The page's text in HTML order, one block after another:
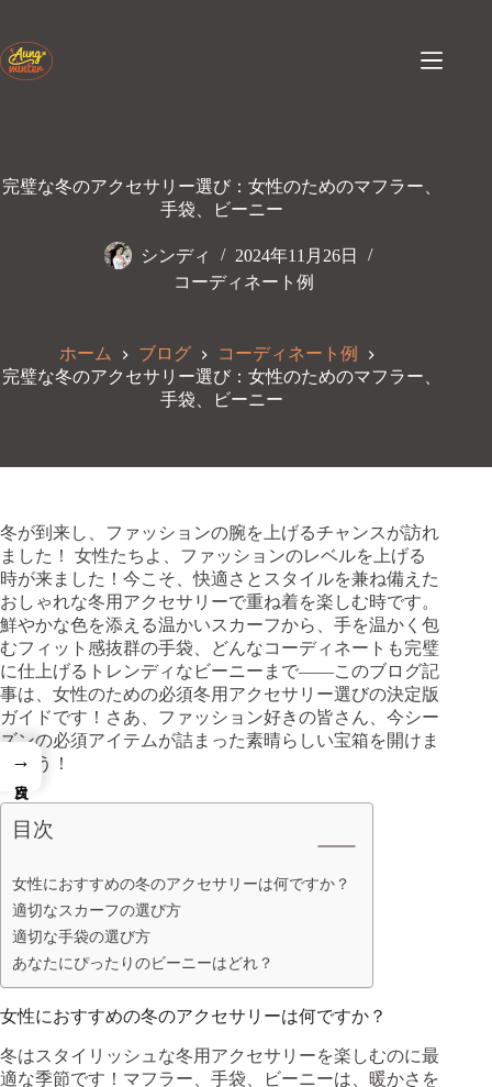
テ
ン
ッ
完璧な冬のアクセサリー選び：女性のためのマフラー、
手袋、ビーニー
シンディ
2024年11月26日
コーディネート例
ホーム ブログ
コーディネート例
完璧な冬のアクセサリー選び：女性のためのマフラー、
手袋、ビーニー
冬が到来し、ファッションの腕を上げるチャンスが訪れ
ました！ 女性たちよ、ファッションのレベルを上げる
時が来ました！今こそ、快適さとスタイルを兼ね備えた
おしゃれな冬用アクセサリーで重ね着を楽しむ時です。
鮮やかな色を添える温かいスカーフから、手を温かく包
むフィット感抜群の手袋、どんなコーディネートも完璧
に仕上げるトレンディなビーニーまで――このブログ記
事は、女性のための必須冬用アクセサリー選びの決定版
ガイドです！さあ、ファッション好きの皆さん、今シー
ズンの必須アイテムが詰まった素晴らしい宝箱を開けま
しょう！
目次
女性におすすめの冬のアクセサリーは何ですか？
適切なスカーフの選び方
適切な手袋の選び方
あなたにぴったりのビーニーはどれ？
女性におすすめの冬のアクセサリーは何ですか？
冬はスタイリッシュな冬用アクセサリーを楽しむのに最
適な季節です！マフラー、手袋、ビーニーは、暖かさを
→